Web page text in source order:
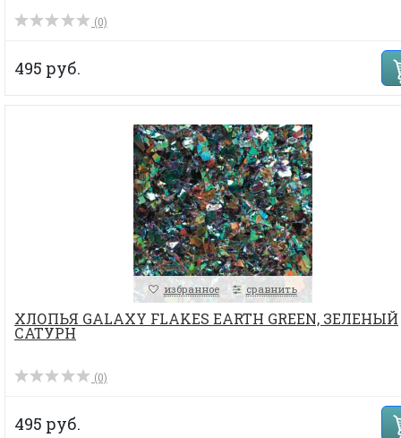
(0)
495 руб.
избранное сравнить
ХЛОПЬЯ GALAXY FLAKES EARTH GREEN, ЗЕЛЕНЫЙ
САТУРН
(0)
495 руб.